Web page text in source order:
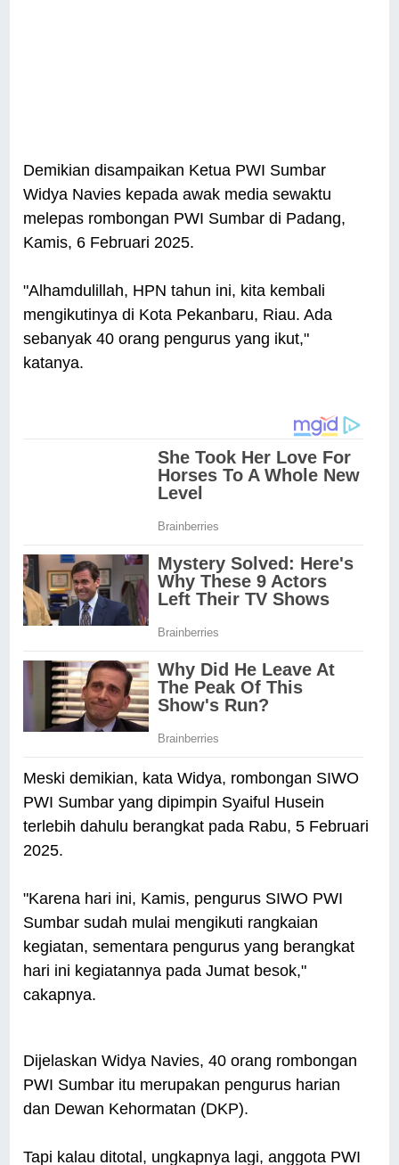
Demikian disampaikan Ketua PWI Sumbar
Widya Navies kepada awak media sewaktu
melepas rombongan PWI Sumbar di Padang,
Kamis, 6 Februari 2025.
"Alhamdulillah, HPN tahun ini, kita kembali
mengikutinya di Kota Pekanbaru, Riau. Ada
sebanyak 40 orang pengurus yang ikut,"
katanya.
Meski demikian, kata Widya, rombongan SIWO
PWI Sumbar yang dipimpin Syaiful Husein
terlebih dahulu berangkat pada Rabu, 5 Februari
2025.
"Karena hari ini, Kamis, pengurus SIWO PWI
Sumbar sudah mulai mengikuti rangkaian
kegiatan, sementara pengurus yang berangkat
hari ini kegiatannya pada Jumat besok,"
cakapnya.
Dijelaskan Widya Navies, 40 orang rombongan
PWI Sumbar itu merupakan pengurus harian
dan Dewan Kehormatan (DKP).
Tapi kalau ditotal, ungkapnya lagi, anggota PWI